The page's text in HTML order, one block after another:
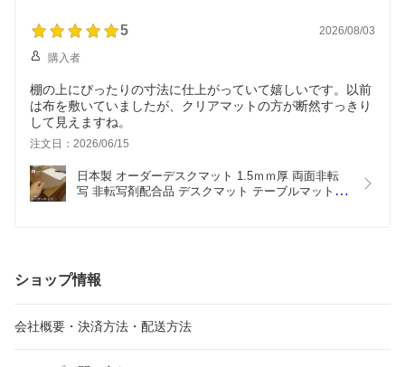
90 200 5 2026/08/03
購入者
棚の上にぴったりの寸法に仕上がっていて嬉しいです。以前
は布を敷いていましたが、クリアマットの方が断然すっきり
して見えますね。
注文日：2026/06/15
日本製 オーダーデスクマット 1.5ｍｍ厚 両面非転
写 非転写剤配合品 デスクマット テーブルマット テ
ショップ情報
会社概要・決済方法・配送方法